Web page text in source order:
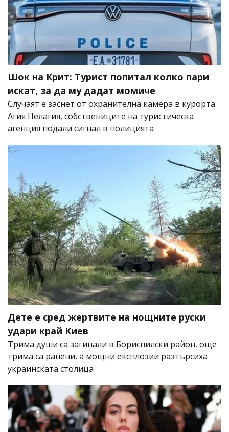
Шок на Крит: Турист попитал колко пари
искат, за да му дадат момиче
Случаят е заснет от охранителна камера в курорта
Агия Пелагия, собствениците на туристическа
агенция подали сигнал в полицията
Дете е сред жертвите на нощните руски
удари край Киев
Трима души са загинали в Бориспилски район, още
трима са ранени, а мощни експлозии разтърсиха
украинската столица